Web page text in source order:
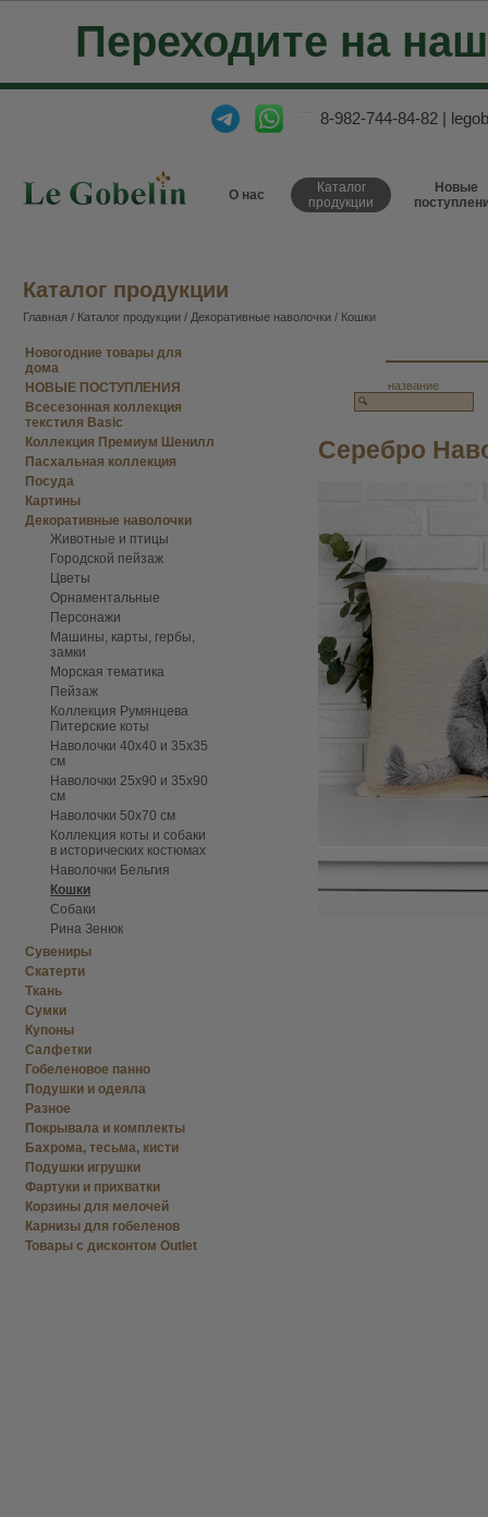
Переходите на
8-982-744-84-82 |
О нас
Каталог
продукции
Новые
Каталог продукции
Главная / Каталог продукции / Декоративные наволочки / Кошки
Новогодние товары для
дома
НОВЫЕ ПОСТУПЛЕНИЯ
Всесезонная коллекция
текстиля Basic
Коллекция Премиум Шенилл
Пасхальная коллекция
Посуда
Картины
Декоративные наволочки
Животные и птицы
Городской пейзаж
Цветы
Орнаментальные
Персонажи
Машины, карты, гербы,
замки
Морская тематика
Пейзаж
Коллекция Румянцева
Питерские коты
Наволочки 40х40 и 35х35
см
Наволочки 25х90 и 35х90
см
Наволочки 50х70 см
Коллекция коты и собаки
в исторических костюмах
Наволочки Бельгия
Кошки
Собаки
Рина Зенюк
Сувениры
Скатерти
Ткань
Сумки
Купоны
Салфетки
Гобеленовое панно
Подушки и одеяла
Разное
Покрывала и комплекты
Бахрома, тесьма, кисти
Подушки игрушки
Фартуки и прихватки
Корзины для мелочей
Карнизы для гобеленов
Товары с дисконтом Outlet
название
Серебро